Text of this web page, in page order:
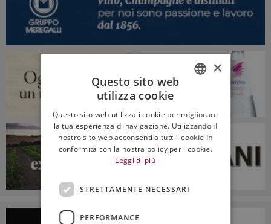
ENGLISH
×
Questo sito web
utilizza cookie
Questo sito web utilizza i cookie per migliorare
la tua esperienza di navigazione. Utilizzando il
nostro sito web acconsenti a tutti i cookie in
conformità con la nostra policy per i cookie.
Leggi di più
STRETTAMENTE NECESSARI
PERFORMANCE